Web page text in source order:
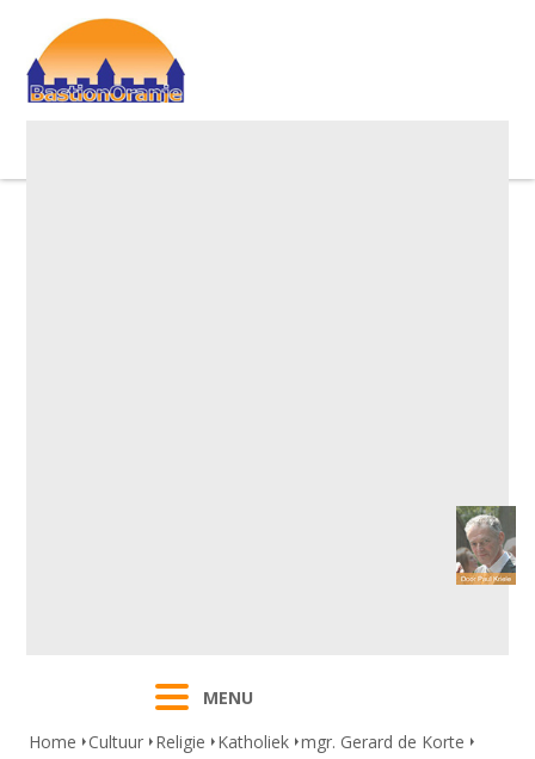
MENU
Home
Cultuur Religie Katholiek mgr. Gerard de Korte